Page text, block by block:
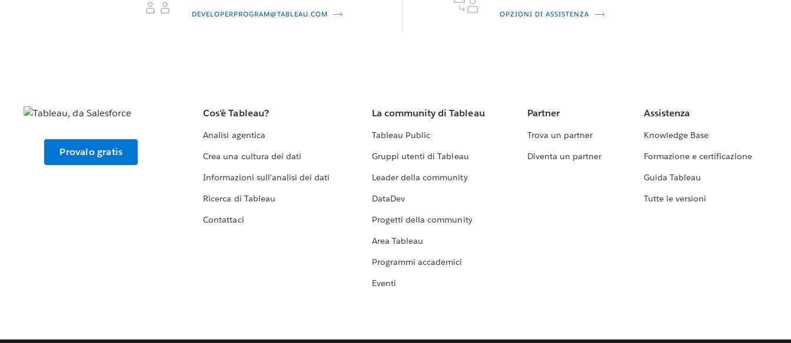
DEVELOPERPROGRAM@TABLEAU.COM OPZIONI DI ASSISTENZA
Provalo gratis
Cos'è Tableau?
Analisi agentica
Crea una cultura dei dati
Informazioni sull'analisi dei dati
Ricerca di Tableau
Contattaci
La community di Tableau
Tableau Public
Gruppi utenti di Tableau
Leader della community
DataDev
Progetti della community
Area Tableau
Programmi accademici
Eventi
Partner
Trova un partner
Diventa un partner
Assistenza
Knowledge Base
Formazione e certificazione
Guida Tableau
Tutte le versioni